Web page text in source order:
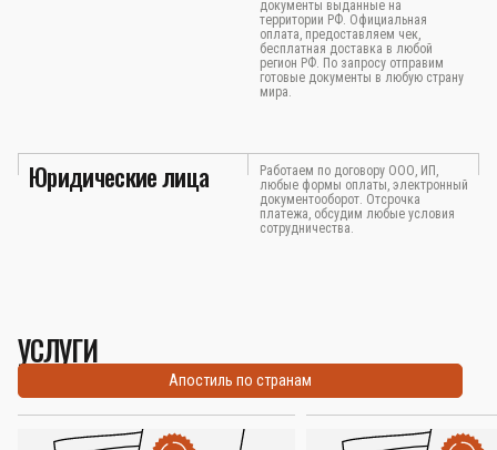
документы выданные на
территории РФ. Официальная
оплата, предоставляем чек,
бесплатная доставка в любой
регион РФ. По запросу отправим
готовые документы в любую страну
мира.
Юридические лица
Работаем по договору ООО, ИП,
любые формы оплаты, электронный
документооборот. Отсрочка
платежа, обсудим любые условия
сотрудничества.
УСЛУГИ
Апостиль по странам